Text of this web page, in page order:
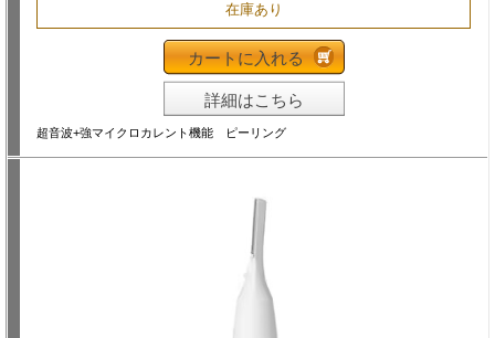
在庫あり
カートに入れる
詳細はこちら
超音波+強マイクロカレント機能 ピーリング